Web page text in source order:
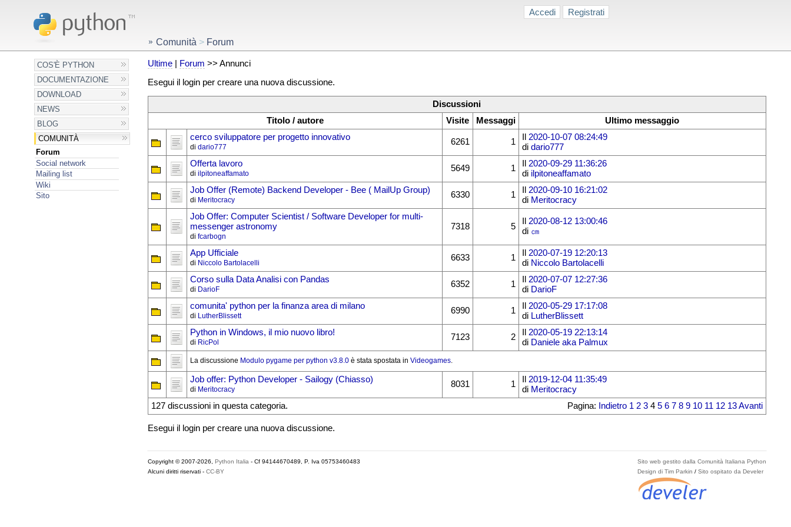
Accedi Registrati
COS'È PYTHON
DOCUMENTAZIONE
DOWNLOAD
NEWS
BLOG
COMUNITÀ
Forum
Social network
Mailing list
Wiki
Sito
Comunità > Forum
Ultime| Forum >> Annunci
Esegui il login per creare una nuova discussione.
Discussioni
Titolo / autore
Visite Messaggi
Ultimo messaggio
cerco sviluppatore per progetto innovativo
di dario777
6261 1
2020-10-07 08:24:49
di dario777
Offerta lavoro
di ilpitoneaffamato
5649 1
2020-09-29 11:36:26
di ilpitoneaffamato
Job Offer (Remote) Backend Developer - Bee ( MailUp Group)
di Meritocracy
6330 1
2020-09-10 16:21:02
di Meritocracy
Job Offer: Computer Scientist / Software Developer for multi-
messenger astronomy
di fcarbogn
7318 5
2020-08-12 13:00:46
di ㎝
App Ufficiale
di Niccolo Bartolacelli
6633 1
2020-07-19 12:20:13
di Niccolo Bartolacelli
Corso sulla Data Analisi con Pandas
di DarioF
6352 1
2020-07-07 12:27:36
di DarioF
comunita' python per la finanza area di milano
di LutherBlissett
6990 1
2020-05-29 17:17:08
di LutherBlissett
Python in Windows, il mio nuovo libro!
di RicPol
7123 2
2020-05-19 22:13:14
di Daniele aka Palmux
La discussione Modulo pygame per python v3.8.0è stata spostata in Videogames.
Job offer: Python Developer - Sailogy (Chiasso)
di Meritocracy
8031 1
2019-12-04 11:35:49
di Meritocracy
127 discussioni in questa categoria.
Pagina: Indietro 1 2 34 5 6 7 8 9 10 11 12 13 Avanti
Esegui il login per creare una nuova discussione.
Sito web gestito dalla Comunità Italiana Python
Design di Tim Parkin /Sito ospitato da Develer
Copyright © 2007-2026, Python Italia - Cf 94144670489, P. Iva 05753460483
Alcuni diritti riservati - CC-BY